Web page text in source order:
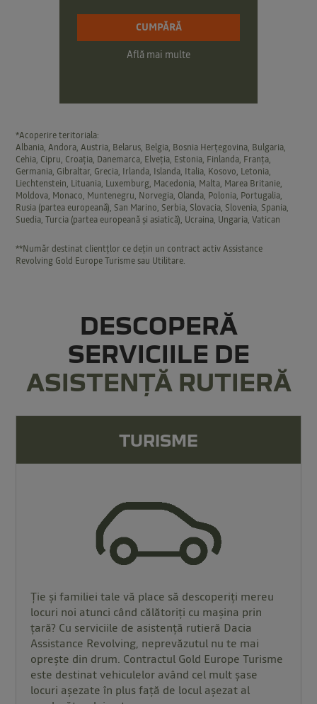
CUMPĂRĂ
Află mai multe
*Acoperire teritoriala:
Albania, Andora, Austria, Belarus, Belgia, Bosnia Herțegovina, Bulgaria,
Cehia, Cipru, Croaţia, Danemarca, Elveţia, Estonia, Finlanda, Franţa,
Germania, Gibraltar, Grecia, Irlanda, Islanda, Italia, Kosovo, Letonia,
Liechtenstein, Lituania, Luxemburg, Macedonia, Malta, Marea Britanie,
Moldova, Monaco, Muntenegru, Norvegia, Olanda, Polonia, Portugalia,
Rusia (partea europeană), San Marino, Serbia, Slovacia, Slovenia, Spania,
Suedia, Turcia (partea europeană şi asiatică), Ucraina, Ungaria, Vatican
**Număr destinat clientțlor ce dețin un contract activ Assistance
Revolving Gold Europe Turisme sau Utilitare.
DESCOPERĂ
SERVICIILE DE
ASISTENȚĂ RUTIERĂ
TURISME
Ție și familiei tale vă place să descoperiți mereu
locuri noi atunci când călătoriți cu mașina prin
țară? Cu serviciile de asistență rutieră Dacia
Assistance Revolving, neprevăzutul nu te mai
oprește din drum. Contractul Gold Europe Turisme
este destinat vehiculelor având cel mult șase
locuri așezate în plus faţă de locul așezat al